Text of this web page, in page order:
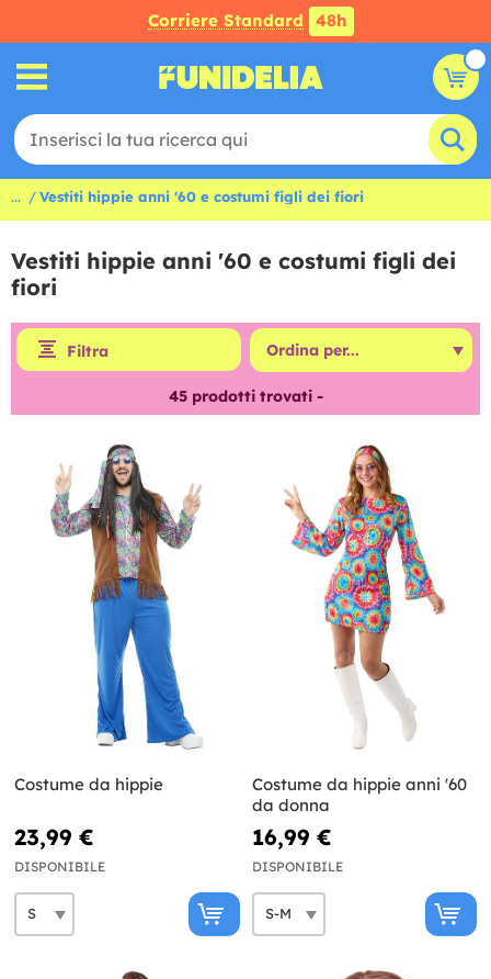
Corriere Standard 48h
... Vestiti hippie anni '60 e costumi figli dei fiori
Vestiti hippie anni '60 e costumi figli dei
fiori
Filtra
45prodotti trovati -
Costume da hippie
23,99 €
DISPONIBILE
Costume da hippie anni '60
da donna
16,99 €
DISPONIBILE